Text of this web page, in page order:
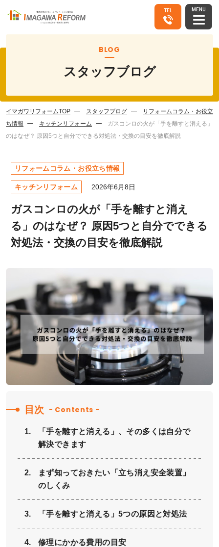
TEL MENU
BLOG
スタッフブログ
イマガワリフォームTOP スタッフブログ
リフォームコラム・お役立
ち情報
キッチンリフォーム
ガスコンロの火が「手を離すと消える」
のはなぜ？ 原因5つと自分でできる対処法・交換の目安を徹底解説
リフォームコラム・お役立ち情報
キッチンリフォーム 2026年6月8日
ガスコンロの火が「手を離すと消え
る」のはなぜ？ 原因5つと自分でできる
対処法・交換の目安を徹底解説
目次 - Contents -
「手を離すと消える」、その多くは自分で
解決できます
まず知っておきたい「立ち消え安全装置」
のしくみ
「手を離すと消える」5つの原因と対処法
修理にかかる費用の目安